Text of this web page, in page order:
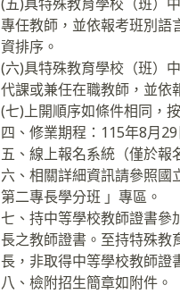
專任教師，並依報考班別語
資排序。
(六)具特殊教育學校（班）
代課或兼任在職教師，並依
(七)上開順序如條件相同，
四、修業期程：115年8月
五、線上報名系統（僅於
六、相關詳細資訊請參照國
第二專長學分班 」專區。
七、持中等學校教師證書參
長之教師證書。至持特殊教
長，非取得中等學校教師證
八、檢附招生簡章如附件。